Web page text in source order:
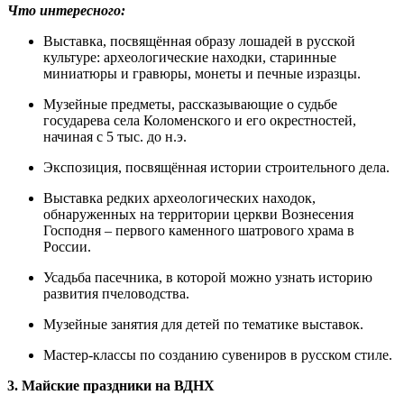
Что интересного:
Выставка, посвящённая образу лошадей в русской
культуре: археологические находки, старинные
миниатюры и гравюры, монеты и печные изразцы.
Музейные предметы, рассказывающие о судьбе
государева села Коломенского и его окрестностей,
начиная с 5 тыс. до н.э.
Экспозиция, посвящённая истории строительного дела.
Выставка редких археологических находок,
обнаруженных на территории церкви Вознесения
Господня – первого каменного шатрового храма в
России.
Усадьба пасечника, в которой можно узнать историю
развития пчеловодства.
Музейные занятия для детей по тематике выставок.
Мастер-классы по созданию сувениров в русском стиле.
3. Майские праздники на ВДНХ